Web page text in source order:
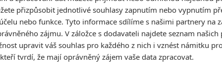
že malá stvoření, která rozhodně nechcete krmit
připravují se znovu rozpoutat svůj typický chaos a
se chystají na další dobrodružství
přizpůsobit jednotlivé souhlasy zapnutím nebo vypnutím
nebo funkce. Tyto informace sdílíme s našimi partnery na
zájmu. V záložce s dodavateli najdete seznam našich
upravit váš souhlas pro každého z nich i vznést námitku
tvrdí, že mají oprávněný zájem vaše data zpracovat.